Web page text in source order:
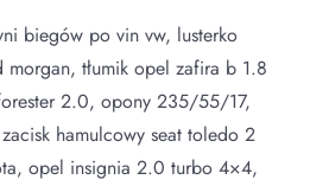
biegów po vin vw, lusterko
morgan, tłumik opel zafira b 1.8
2.0, opony 235/55/17,
hamulcowy seat toledo 2
opel insignia 2.0 turbo 4×4,